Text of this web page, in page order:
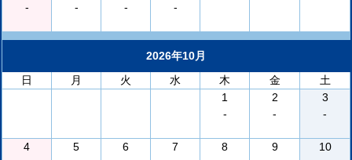
-
-
-
-
2026年10月
日
月 火 水 木 金
土
1
-
2
-
3
-
4
5
6
7
8
9
10